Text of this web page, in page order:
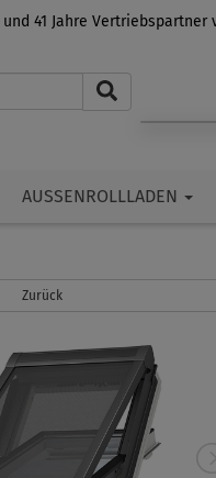
und 41 Jahre Vertriebspartner
AUSSENROLLLADEN
Zurück